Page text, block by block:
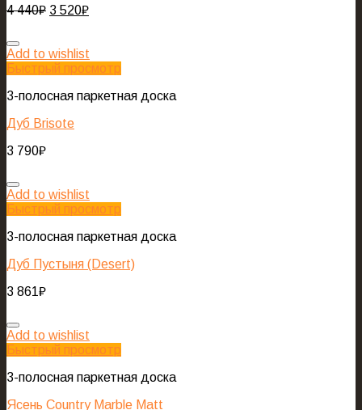
4 440₽ 3 520₽
Add to wishlist
Быстрый просмотр
3-полосная паркетная доска
Дуб Brisote
3 790₽
Add to wishlist
Быстрый просмотр
3-полосная паркетная доска
Дуб Пустыня (Desert)
3 861₽
Add to wishlist
Быстрый просмотр
3-полосная паркетная доска
Ясень Country Marble Matt